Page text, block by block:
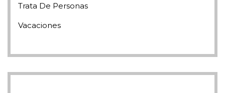
Trata De Personas
Vacaciones